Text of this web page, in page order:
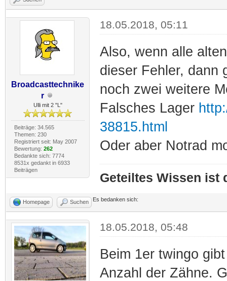
Broadcasttechnike
r
Ulli mit 2 "L"
Beiträge: 34.565
Themen: 230
Registriert seit: May 2007
Bewertung: 262
Bedankte sich: 7774
8531x gedankt in 6933
Beiträgen
18.05.2018, 05:11
Also, wenn alle
dieser Fehler, dann
noch zwei weitere
Falsches Lager
38815.html
Oder aber Notrad
Geteiltes Wissen ist
Homepage Suchen Es bedanken sich:
18.05.2018, 05:48
Beim 1er twingo
Anzahl der Zähne.